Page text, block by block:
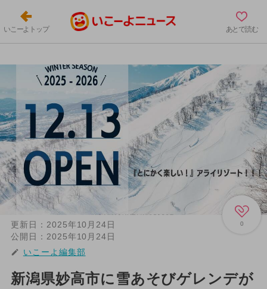
いこーよトップ あとで読む
0
更新日： 2025年10月24日
公開日： 2025年10月24日
いこーよ編集部
新潟県妙高市に雪あそびゲレンデが